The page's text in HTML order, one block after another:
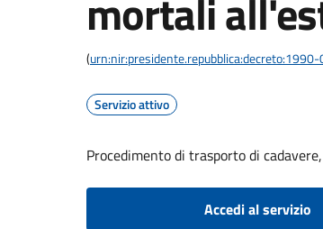
mortali
(
Servizio attivo
Procedimento di trasporto di
Accedi al servizio